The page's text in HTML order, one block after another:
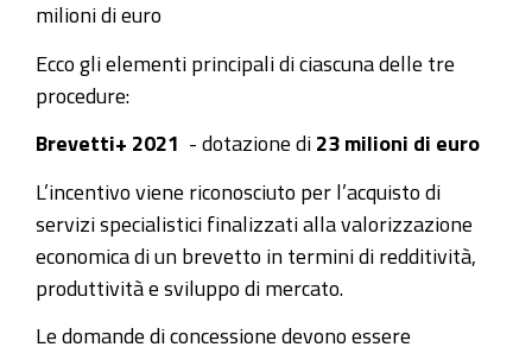
milioni di euro
Ecco gli elementi principali di ciascuna delle tre
procedure:
Brevetti+ 2021 - dotazione di 23 milioni di euro
L’incentivo viene riconosciuto per l’acquisto di
servizi specialistici finalizzati alla valorizzazione
economica di un brevetto in termini di redditività,
produttività e sviluppo di mercato.
Le domande di concessione devono essere